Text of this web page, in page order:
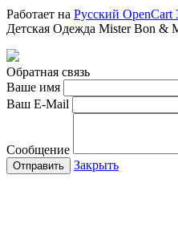
Работает на Русский OpenCart
Детская Одежда Mister Bon &
Обратная связь
Ваше имя
Ваш E-Mail
Сообщение
Закрыть